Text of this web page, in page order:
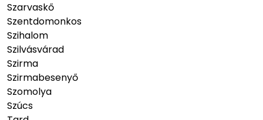
Szarvaskő
Szentdomonkos
Szihalom
Szilvásvárad
Szirma
Szirmabesenyő
Szomolya
Szúcs